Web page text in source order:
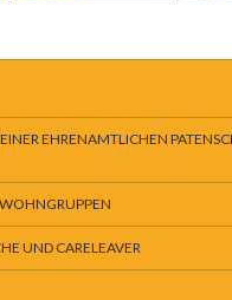
EHRENAMTLICHEN
UND CARELEAVER